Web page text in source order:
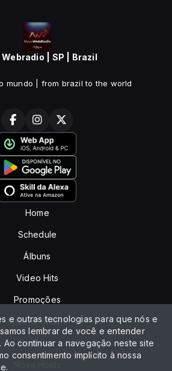
Webradio | SP | Brazil
mundo | from brazil to the world
Home
Schedule
Álbuns
Video Hits
Promoções
Special Shows
Recados
e outras tecnologias para que nós e
lembrar de você e entender
continuar a navegação neste site
consentimento implícito à nossa
.